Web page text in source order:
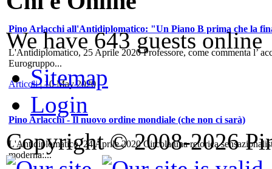
Pino Arlacchi all'Antidiplomatico: "Un Piano B prima che la
L'Antidiplomatico, 25 Aprile 2020 Professore, come commenta l’
Eurogruppo...
Articoli| 10 May 2020
Pino Arlacchi - Il nuovo ordine mondiale (che non ci sarà)
L'Antidiplomatico, 24 Aprile 2020 Circola una retorica
moderna:...
We have 643 guests online
Sitemap
Login
Copyright © 2008-2026